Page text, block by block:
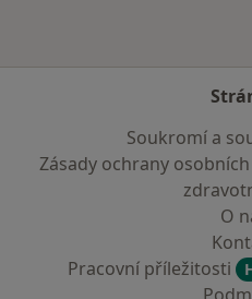
Soukromí a
Zásady ochrany
O
Pracovní příležitosti